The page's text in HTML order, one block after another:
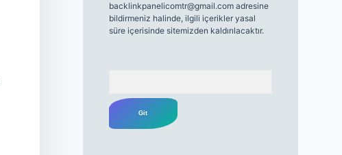
backlinkpanelicomtr@gmail.comadresine
bildirmeniz halinde, ilgili içerikler yasal
süre içerisinde sitemizden kaldırılacaktır.